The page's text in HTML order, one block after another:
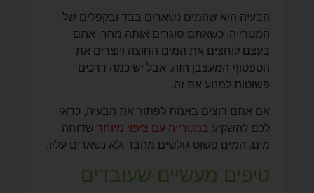
הבעיה היא שהמים נשארים בבד ובקפלים של
המטרייה. כשאתם סוגרים אותה מהר, אתם
בעצם לוחצים את המים החוצה ויוצרים את
הטפטוף המעצבן הזה. אבל יש כמה דרכים
פשוטות למנוע את זה.
אם אתם רוצים באמת לפתור את הבעיה, כדאי
לכם להשקיע במטרייה עם ציפוי מיוחדשדוחה
מים. המים פשוט גולשים מהבד ולא נשארים עליו.
טיפים מעשיים שעובדים